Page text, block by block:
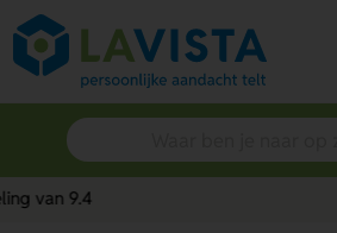
Snelle persoonlijke